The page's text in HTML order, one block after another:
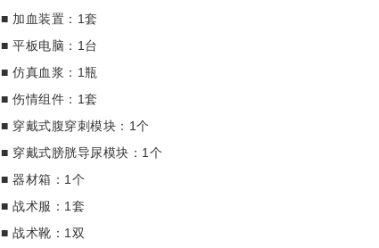
■ 加血装置：1套
■ 平板电脑：1台
■ 仿真血浆：1瓶
■ 伤情组件：1套
■ 穿戴式腹穿刺模块：1个
■ 穿戴式膀胱导尿模块：1个
■ 器材箱：1个
■ 战术服：1套
■ 战术靴：1双